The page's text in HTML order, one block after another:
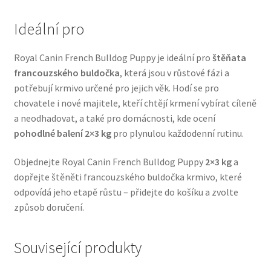
Wolf of Wilderness
Ideální pro
Royal Canin French Bulldog Puppy je ideální pro štěňata
francouzského buldočka, která jsou v růstové fázi a
potřebují krmivo určené pro jejich věk. Hodí se pro
chovatele i nové majitele, kteří chtějí krmení vybírat cíleně
a neodhadovat, a také pro domácnosti, kde ocení
pohodlné balení 2×3 kgpro plynulou každodenní rutinu.
Objednejte Royal Canin French Bulldog Puppy 2×3 kga
dopřejte štěněti francouzského buldočka krmivo, které
odpovídá jeho etapě růstu – přidejte do košíku a zvolte
způsob doručení.
Související produkty